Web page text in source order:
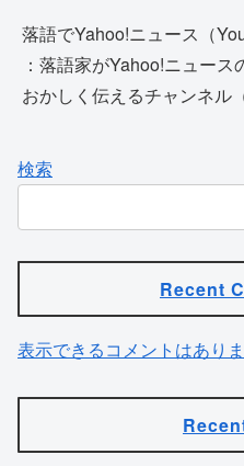
落語でYahoo!ニュース（
：落語家がYahoo!ニュー
おかしく伝えるチャンネル
検索
Recent
表示できるコメントはありま